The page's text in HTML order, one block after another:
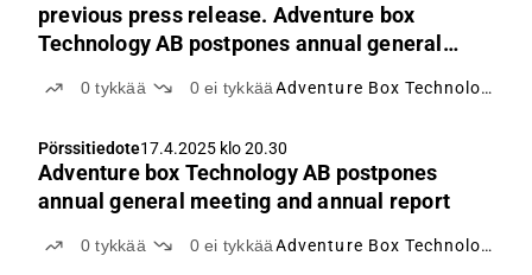
previous press release. Adventure box
Technology AB postpones annual general
0tykkää 0ei tykkää Adventure Box Technology
Pörssitiedote17.4.2025 klo 20.30
Adventure box Technology AB postpones
annual general meeting and annual report
0tykkää 0ei tykkää Adventure Box Technology